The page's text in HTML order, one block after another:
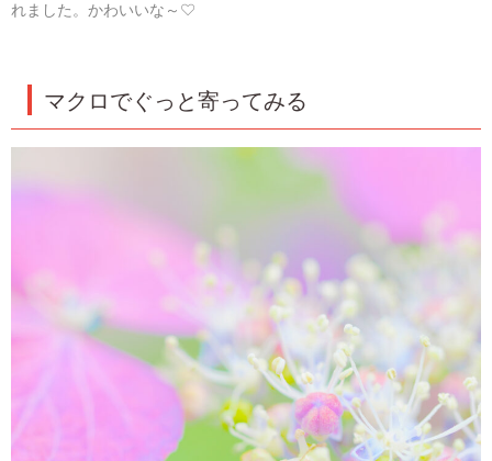
れました。かわいいな～♡
マクロでぐっと寄ってみる